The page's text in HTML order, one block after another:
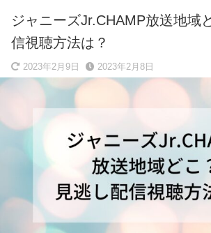
ジャニーズJr.CHAMP放送地域
信視聴方法は？
2023年2月9日 2023年2月8日